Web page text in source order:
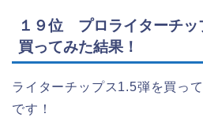
１９位 プロライターチッ
買ってみた結果！
ライターチップス1.5弾を買っ
です！